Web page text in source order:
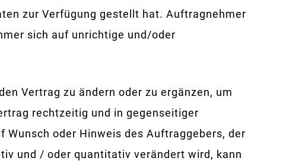
zur Verfügung gestellt hat. Auftragnehmer
sich auf unrichtige und/oder
Vertrag zu ändern oder zu ergänzen, um
rechtzeitig und in gegenseitiger
Wunsch oder Hinweis des Auftraggebers, der
und / oder quantitativ verändert wird, kann